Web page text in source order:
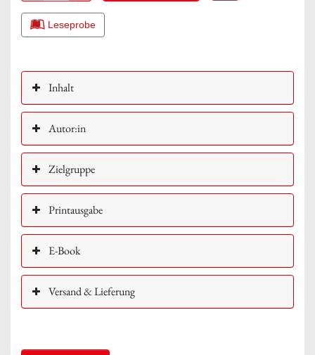
Leseprobe
Inhalt
Autor:in
Zielgruppe
Printausgabe
E-Book
Versand & Lieferung